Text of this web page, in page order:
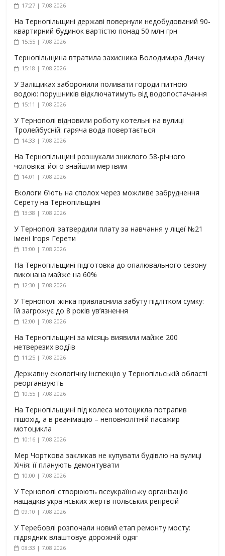
17:27 | 7.08.2026
На Тернопільщині державі повернули недобудований 90-
квартирний будинок вартістю понад 50 млн грн
15:55 | 7.08.2026
Тернопільщина втратила захисника Володимира Дичку
15:18 | 7.08.2026
У Заліщиках заборонили поливати городи питною
водою: порушників відключатимуть від водопостачання
15:11 | 7.08.2026
У Тернополі відновили роботу котельні на вулиці
Тролейбусній: гаряча вода повертається
14:33 | 7.08.2026
На Тернопільщині розшукали зниклого 58-річного
чоловіка: його знайшли мертвим
14:01 | 7.08.2026
Екологи б’ють на сполох через можливе забруднення
Серету на Тернопільщині
13:38 | 7.08.2026
У Тернополі затвердили плату за навчання у ліцеї №21
імені Ігоря Герети
13:00 | 7.08.2026
На Тернопільщині підготовка до опалювального сезону
виконана майже на 60%
12:30 | 7.08.2026
У Тернополі жінка привласнила забуту підлітком сумку:
їй загрожує до 8 років ув’язнення
12:00 | 7.08.2026
На Тернопільщині за місяць виявили майже 200
нетверезих водіїв
11:25 | 7.08.2026
Державну екологічну інспекцію у Тернопільській області
реорганізують
10:55 | 7.08.2026
На Тернопільщині під колеса мотоцикла потрапив
пішохід, а в реанімацію – неповнолітній пасажир
мотоцикла
10:16 | 7.08.2026
Мер Чорткова закликав не купувати будівлю на вулиці
Хічія: її планують демонтувати
10:00 | 7.08.2026
У Тернополі створюють всеукраїнську організацію
нащадків українських жертв польських репресій
09:10 | 7.08.2026
У Теребовлі розпочали новий етап ремонту мосту:
підрядник влаштовує дорожній одяг
08:33 | 7.08.2026